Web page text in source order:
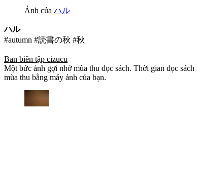
Ảnh của ハル
ハル
#autumn #読書の秋 #秋
Ban biên tập cizucu
Một bức ảnh gợi nhớ mùa thu đọc sách. Thời gian đọc
mùa thu bằng máy ảnh của bạn.